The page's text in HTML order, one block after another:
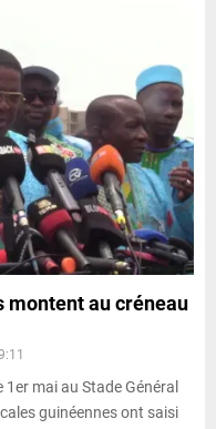
montent au créneau
mai au Stade Général
guinéennes ont saisi